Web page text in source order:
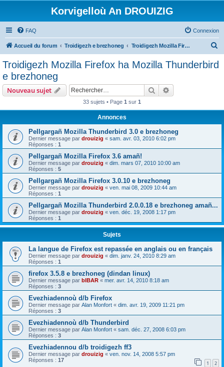
Korvigelloù An DROUIZIG
FAQ Connexion
Accueil du forum Troidigezh e brezhoneg Troidigezh Mozilla Firefox ha Mozilla Thunderbird e brezhoneg
Troidigezh Mozilla Firefox ha Mozilla Thunderbird
e brezhoneg
Nouveau sujet Rechercher
33 sujets • Page 1 sur 1
Annonces
Pellgargañ Mozilla Thunderbird 3.0 e brezhoneg
Dernier message par drouizig « sam. avr. 03, 2010 6:02 pm
Réponses : 1
Pellgargañ Mozilla Firefox 3.6 amañ!
Dernier message par drouizig « dim. mars 07, 2010 10:00 am
Réponses : 5
Pellgargañ Mozilla Firefox 3.0.10 e brezhoneg
Dernier message par drouizig « ven. mai 08, 2009 10:44 am
Réponses : 1
Pellgargañ Mozilla Thunderbird 2.0.0.18 e brezhoneg amañ...
Dernier message par drouizig « ven. déc. 19, 2008 1:17 pm
Réponses : 1
Sujets
La langue de Firefox est repassée en anglais ou en français
Dernier message par drouizig « dim. janv. 24, 2010 8:29 am
Réponses : 1
firefox 3.5.8 e brezhoneg (dindan linux)
Dernier message par bIBAR « mer. avr. 14, 2010 8:18 am
Réponses : 3
Evezhiadennoù d/b Firefox
Dernier message par Alan Monfort « dim. avr. 19, 2009 11:21 pm
Réponses : 3
Evezhiadennoù d/b Thunderbird
Dernier message par Alan Monfort « sam. déc. 27, 2008 6:03 pm
Réponses : 3
Evezhiadennou d/b troidigezh ff3
Dernier message par drouizig « ven. nov. 14, 2008 5:57 pm
Réponses : 17 1 2